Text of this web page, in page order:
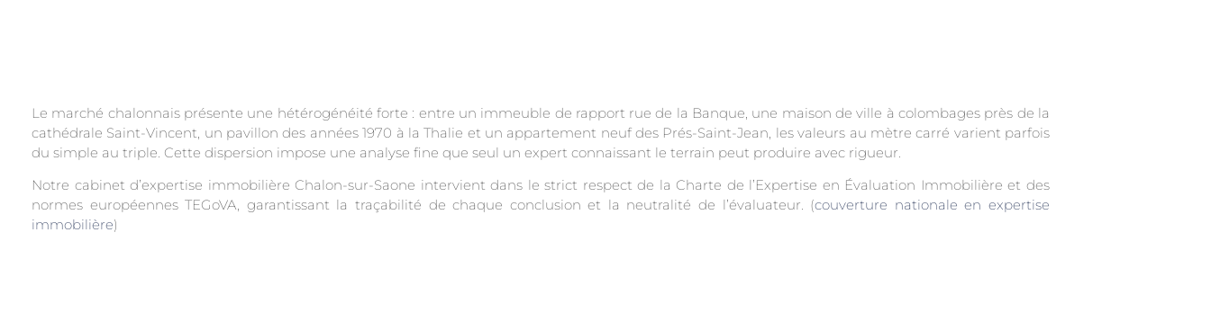
Le marché chalonnais présente une hétérogénéité forte : entre un immeuble de rapport rue de la Banque, une maison de ville à colombages près de la
cathédrale Saint-Vincent, un pavillon des années 1970 à la Thalie et un appartement neuf des Prés-Saint-Jean, les valeurs au mètre carré varient parfois
du simple au triple. Cette dispersion impose une analyse fine que seul un expert connaissant le terrain peut produire avec rigueur.
Notre cabinet d’expertise immobilière Chalon-sur-Saone intervient dans le strict respect de la Charte de l’Expertise en Évaluation Immobilière et des
normes européennes TEGoVA, garantissant la traçabilité de chaque conclusion et la neutralité de l’évaluateur. (couverture nationale en expertise
immobilière)